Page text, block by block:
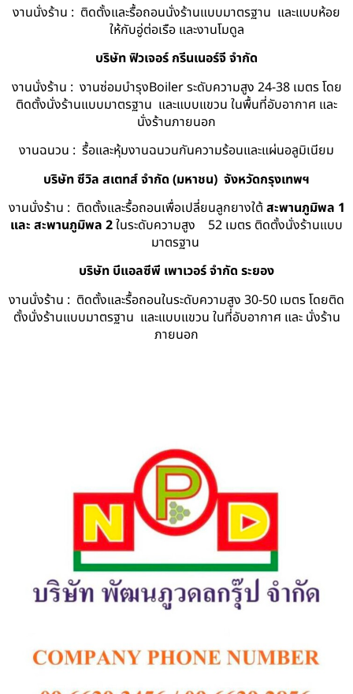
งานนั่งร้าน : ติดตั้งและรื้อถอนนั่งร้านแบบมาตรฐาน และแบบห้อย
ให้กับอู่ต่อเรือ และงานโมดูล
บริษัท ฟิวเจอร์ กรีนเนอร์จี จำกัด
งานนั่งร้าน : งานซ่อมบำรุงBoiler ระดับความสูง 24-38 เมตร โดย
ติดตั้งนั่งร้านแบบมาตรฐาน และแบบแขวน ในพื้นที่อับอากาศ และ
นั่งร้านภายนอก
งานฉนวน : รื้อและหุ้มงานฉนวนกันความร้อนและแผ่นอลูมิเนียม
บริษัท ซีวิล สเตทส์ จำกัด (มหาชน) จังหวัดกรุงเทพฯ
งานนั่งร้าน : ติดตั้งและรื้อถอนเพื่อเปลี่ยนลูกยางใต้ สะพานภูมิพล 1
และ สะพานภูมิพล 2ในระดับความสูง 52 เมตร ติดตั้งนั่งร้านแบบ
มาตรฐาน
บริษัท บีแอลซีพี เพาเวอร์ จำกัด ระยอง
งานนั่งร้าน : ติดตั้งและรื้อถอนในระดับความสูง 30-50 เมตร โดยติด
ตั้งนั่งร้านแบบมาตรฐาน และแบบแขวน ในที่อับอากาศ และ นั่งร้าน
ภายนอก